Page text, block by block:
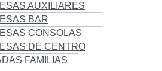
AUXILIARES
BAR
CONSOLAS
DE CENTRO
FAMILIAS